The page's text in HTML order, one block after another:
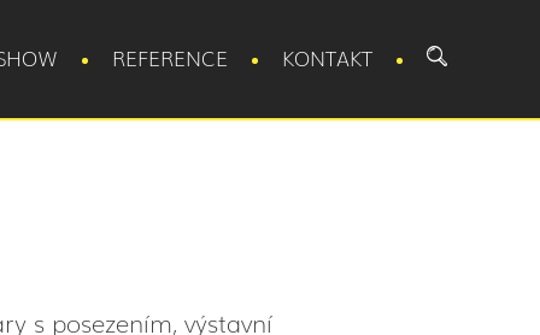
REFERENCE KONTAKT
s posezením, výstavní